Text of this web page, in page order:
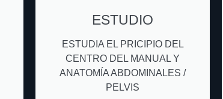
ESTUDIO
ESTUDIA EL PRICIPIO DEL
CENTRO DEL MANUAL Y
ANATOMÍA ABDOMINALES /
PELVIS